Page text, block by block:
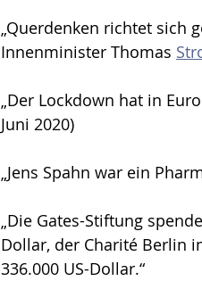
„Querdenken richtet sich
Innenminister Thomas
„Der Lockdown hat in
Juni 2020)
„Jens Spahn war ein
„Die Gates-Stiftung
Dollar, der Charité Berlin
336.000 US-Dollar.“